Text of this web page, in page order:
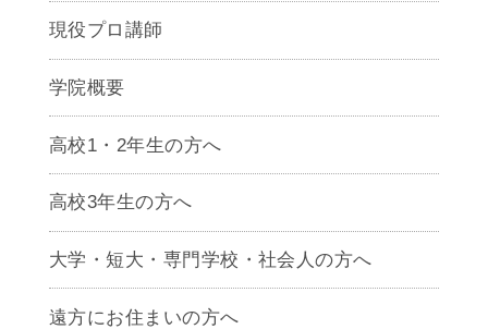
現役プロ講師
学院概要
高校1・2年生の方へ
高校3年生の方へ
大学・短大・専門学校・社会人の方へ
遠方にお住まいの方へ